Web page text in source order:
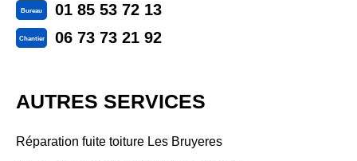
Bureau 01 85 53 72 13
Chantier 06 73 73 21 92
AUTRES SERVICES
Réparation fuite toiture Les Bruyeres